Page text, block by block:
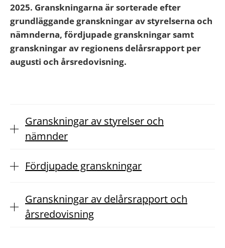
2025. Granskningarna är sorterade efter
grundläggande granskningar av styrelserna och
nämnderna, fördjupade granskningar samt
granskningar av regionens delårsrapport per
augusti och årsredovisning.
Granskningar av styrelser och
nämnder
Fördjupade granskningar
Granskningar av delårsrapport och
årsredovisning